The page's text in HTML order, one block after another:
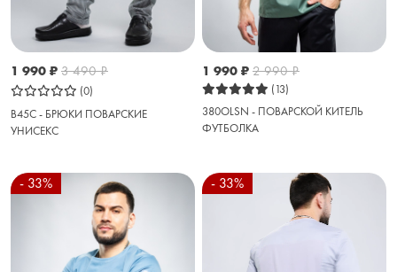
1 990 ₽ 3 490₽
(0)
B45C - БРЮКИ ПОВАРСКИЕ
УНИСЕКС
1 990 ₽ 2 990₽
(13)
380OLSN - ПОВАРСКОЙ КИТЕЛЬ
ФУТБОЛКА
- 33% - 33%